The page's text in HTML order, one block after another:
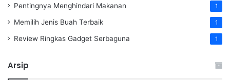
Pentingnya Menghindari Makanan 1
Memilih Jenis Buah Terbaik 1
Review Ringkas Gadget Serbaguna 1
Arsip